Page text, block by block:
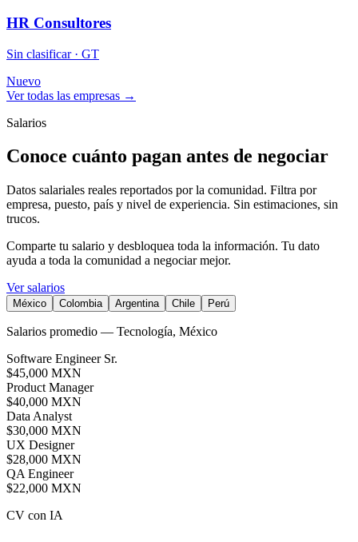
HR Consultores
Sin clasificar · GT
Nuevo
Ver todas las empresas →
Salarios
Conoce cuánto pagan antes de negociar
Datos salariales reales reportados por la comunidad. Filtra por
empresa, puesto, país y nivel de experiencia. Sin estimaciones, sin
trucos.
Comparte tu salario y desbloquea toda la información. Tu dato
ayuda a toda la comunidad a negociar mejor.
Ver salarios
México Colombia Argentina Chile Perú
Salarios promedio — Tecnología, México
Software Engineer Sr.
$45,000 MXN
Product Manager
$40,000 MXN
Data Analyst
$30,000 MXN
UX Designer
$28,000 MXN
QA Engineer
$22,000 MXN
CV con IA